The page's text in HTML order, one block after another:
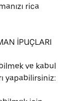
rica
İPUÇLARI
ve kabul
yapabilirsiniz: